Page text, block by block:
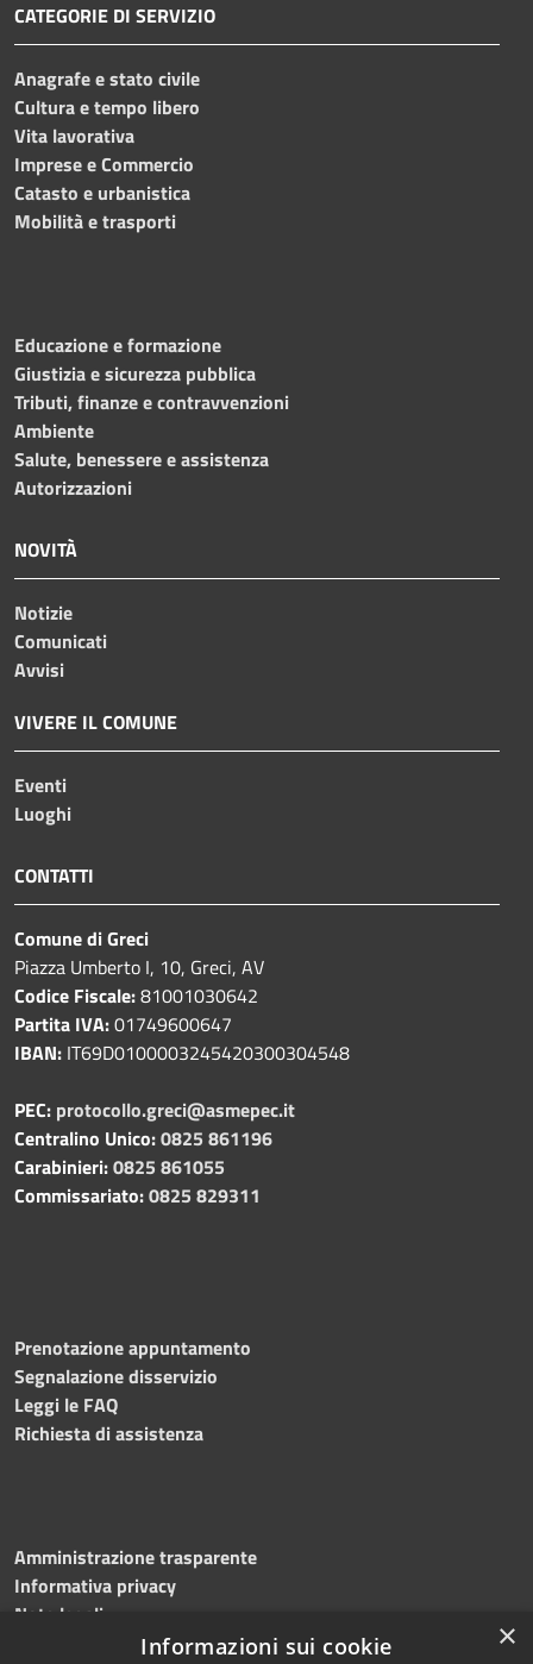
CATEGORIE DI SERVIZIO
Anagrafe e stato civile
Cultura e tempo libero
Vita lavorativa
Imprese e Commercio
Catasto e urbanistica
Mobilità e trasporti
Educazione e formazione
Giustizia e sicurezza pubblica
Tributi, finanze e contravvenzioni
Ambiente
Salute, benessere e assistenza
Autorizzazioni
NOVITÀ
Notizie
Comunicati
Avvisi
VIVERE IL COMUNE
Eventi
Luoghi
CONTATTI
Comune di Greci
Piazza Umberto I, 10, Greci, AV
Codice Fiscale:81001030642
Partita IVA:01749600647
IBAN: IT69D0100003245420300304548
PEC: protocollo.greci@asmepec.it
Centralino Unico:0825 861196
Carabinieri:0825 861055
Commissariato:0825 829311
Prenotazione appuntamento
Segnalazione disservizio
Leggi le FAQ
Richiesta di assistenza
Amministrazione trasparente
Informativa privacy
Note legali
Dichiarazione di accessibilità
×
Informazioni sui cookie